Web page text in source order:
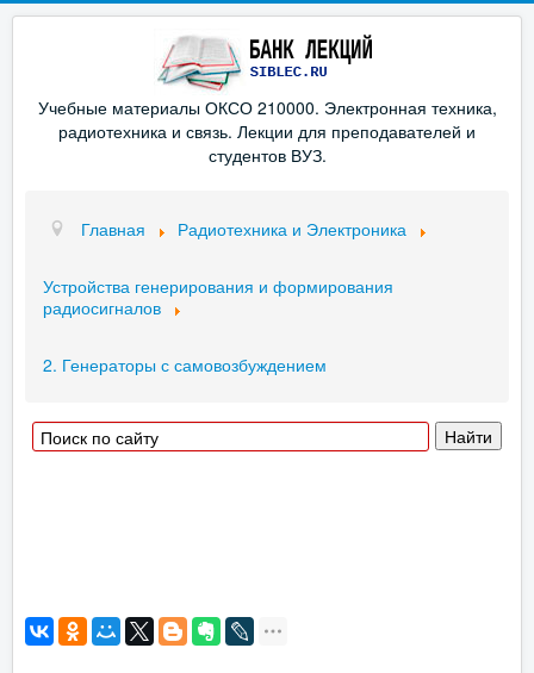
Учебные материалы ОКСО 210000. Электронная техника,
радиотехника и связь. Лекции для преподавателей и
студентов ВУЗ.
Главная Радиотехника и Электроника
Устройства генерирования и формирования
радиосигналов
2. Генераторы с самовозбуждением